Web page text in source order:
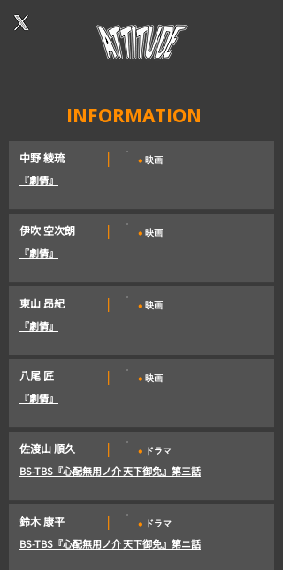
INFORMATION
中野 綾琉 |
『劇情』
映画
・
伊吹 空次朗 |
『劇情』
映画
・
東山 昂紀 |
『劇情』
映画
・
八尾 匠 |
『劇情』
映画
・
佐渡山 順久 |
BS-TBS『心配無用ノ介 天下御免』第三話
ドラマ
・
鈴木 康平 |
BS-TBS『心配無用ノ介 天下御免』第ニ話
ドラマ
・